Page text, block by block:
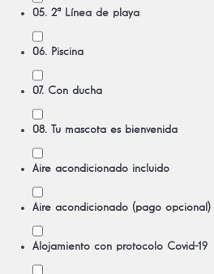
05. 2ª Línea de playa
06. Piscina
07. Con ducha
08. Tu mascota es bienvenida
Aire acondicionado incluido
Aire acondicionado (pago opcional)
Alojamiento con protocolo Covid-19